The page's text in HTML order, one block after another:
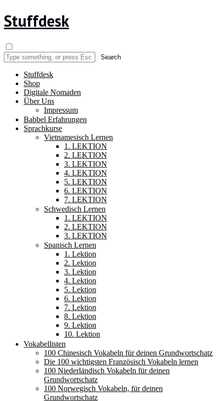
Stuffdesk
Stuffdesk
Shop
Digitale Nomaden
Über Uns
Impressum
Babbel Erfahrungen
Sprachkurse
Vietnamesisch Lernen
1. LEKTION
2. LEKTION
3. LEKTION
4. LEKTION
5. LEKTION
6. LEKTION
7. LEKTION
Schwedisch Lernen
1. LEKTION
2. LEKTION
3. LEKTION
Spanisch Lernen
1. Lektion
2. Lektion
3. Lektion
4. Lektion
5. Lektion
6. Lektion
7. Lektion
8. Lektion
9. Lektion
10. Lektion
Vokabellisten
100 Chinesisch Vokabeln für deinen Grundwortschatz
Die 100 wichtigsten Französisch Vokabeln lernen
100 Niederländisch Vokabeln für deinen
Grundwortschatz
100 Norwegisch Vokabeln, für deinen
Grundwortschatz